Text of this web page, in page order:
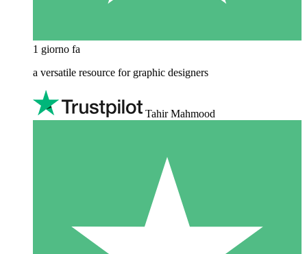
1 giorno fa
a versatile resource for graphic designers
Tahir Mahmood